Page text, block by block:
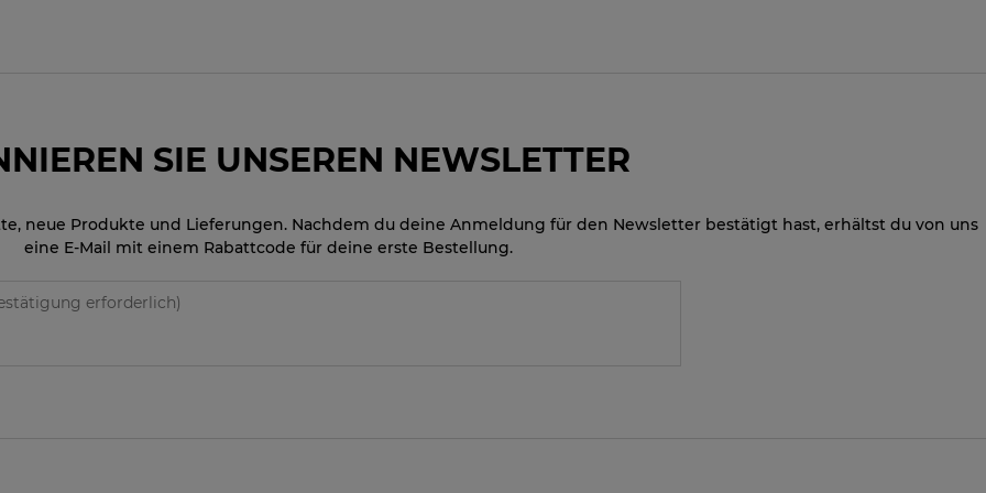
SIE UNSEREN NEWSLETTER
neue Produkte und Lieferungen. Nachdem du deine Anmeldung für den Newsletter bestätigt hast, erhältst du von uns
eine E-Mail mit einem Rabattcode für deine erste Bestellung.